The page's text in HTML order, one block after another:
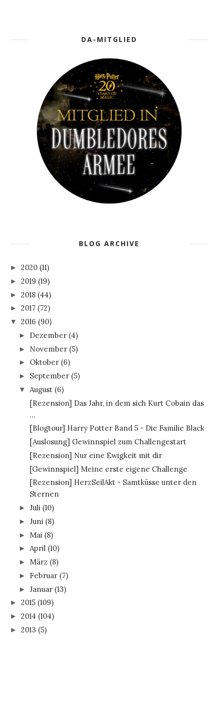
DA-MITGLIED
BLOG ARCHIVE
► 2020 (11)
► 2019 (19)
► 2018 (44)
► 2017 (72)
▼ 2016 (90)
► Dezember (4)
► November (5)
► Oktober (6)
► September (5)
▼ August (6)
[Rezension] Das Jahr, in dem sich Kurt Cobain das
...
[Blogtour] Harry Potter Band 5 - Die Familie Black
[Auslosung] Gewinnspiel zum Challengestart
[Rezension] Nur eine Ewigkeit mit dir
[Gewinnspiel] Meine erste eigene Challenge
[Rezension] HerzSeilAkt - Samtküsse unter den
Sternen
► Juli (10)
► Juni (8)
► Mai (8)
► April (10)
► März (8)
► Februar (7)
► Januar (13)
► 2015 (109)
► 2014 (104)
► 2013 (5)